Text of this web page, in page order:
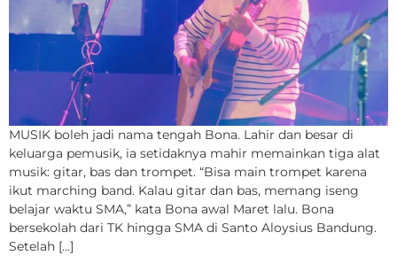
MUSIK boleh jadi nama tengah Bona. Lahir dan besar di
keluarga pemusik, ia setidaknya mahir memainkan tiga alat
musik: gitar, bas dan trompet. “Bisa main trompet karena
ikut marching band. Kalau gitar dan bas, memang iseng
belajar waktu SMA,” kata Bona awal Maret lalu. Bona
bersekolah dari TK hingga SMA di Santo Aloysius Bandung.
Setelah […]